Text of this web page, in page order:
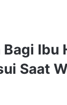
Ibu
Saat